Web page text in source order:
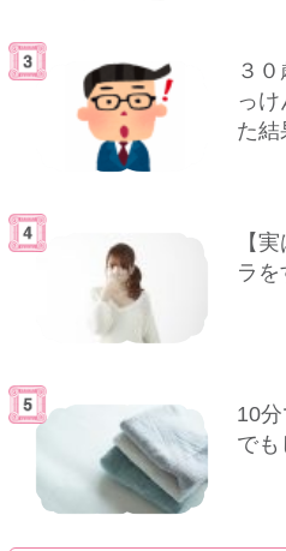
３０
っ
た結
【
ラ
10
でも